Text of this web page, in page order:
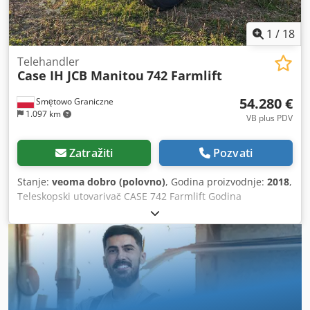
1 / 18
Smętowo Graniczne
1.097 km
Telehandler
Case IH JCB Manitou 742 Farmlift
54.280 €
VB plus PDV
Zatražiti Pozvati
Stanje: veoma dobro (polovno), Godina proizvodnje: 2018,
Teleskopski utovarivač CASE 742 Farmlift Godina
proizvodnje: 2018. 4800 radnih sati Dužina kraka: 7 m
Nosivost: 4,2 t Snaga: 107 kW Zadnja kuka Dodew Nq
Ngjpfx Ag Heck Džojstik Klima Pogon 4x4 Sve potpuno
ispravno, bez lufta. Nova kašika